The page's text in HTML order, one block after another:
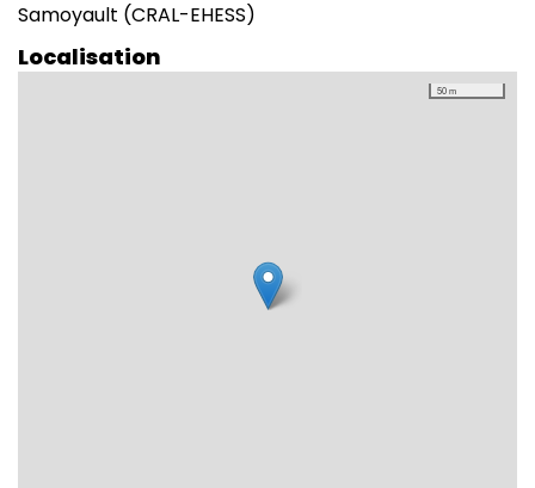
Samoyault (CRAL-EHESS)
Localisation
50 m